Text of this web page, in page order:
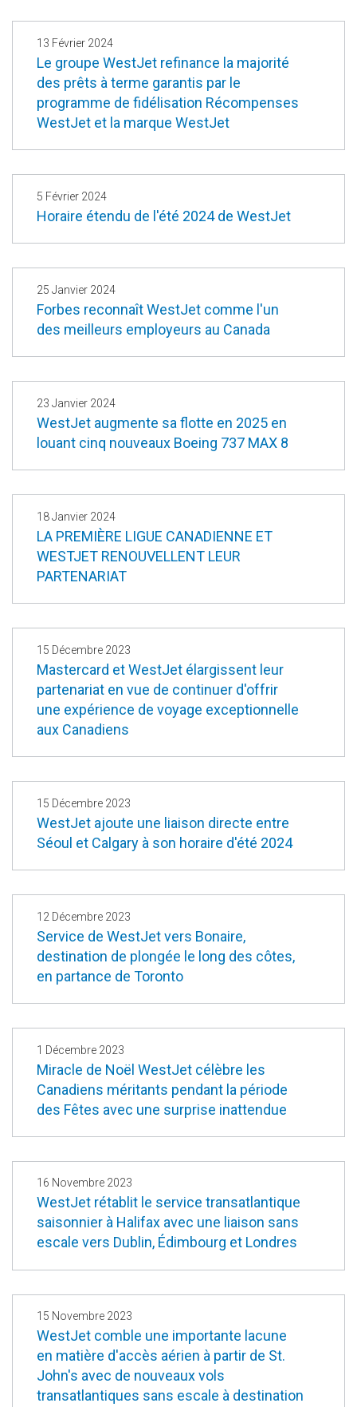
13 Février 2024
Le groupe WestJet refinance la majorité
des prêts à terme garantis par le
programme de fidélisation Récompenses
WestJet et la marque WestJet
5 Février 2024
Horaire étendu de l'été 2024 de WestJet
25 Janvier 2024
Forbes reconnaît WestJet comme l'un
des meilleurs employeurs au Canada
23 Janvier 2024
WestJet augmente sa flotte en 2025 en
louant cinq nouveaux Boeing 737 MAX 8
18 Janvier 2024
LA PREMIÈRE LIGUE CANADIENNE ET
WESTJET RENOUVELLENT LEUR
PARTENARIAT
15 Décembre 2023
Mastercard et WestJet élargissent leur
partenariat en vue de continuer d'offrir
une expérience de voyage exceptionnelle
aux Canadiens
15 Décembre 2023
WestJet ajoute une liaison directe entre
Séoul et Calgary à son horaire d'été 2024
12 Décembre 2023
Service de WestJet vers Bonaire,
destination de plongée le long des côtes,
en partance de Toronto
1 Décembre 2023
Miracle de Noël WestJet célèbre les
Canadiens méritants pendant la période
des Fêtes avec une surprise inattendue
16 Novembre 2023
WestJet rétablit le service transatlantique
saisonnier à Halifax avec une liaison sans
escale vers Dublin, Édimbourg et Londres
15 Novembre 2023
WestJet comble une importante lacune
en matière d'accès aérien à partir de St.
John's avec de nouveaux vols
transatlantiques sans escale à destination